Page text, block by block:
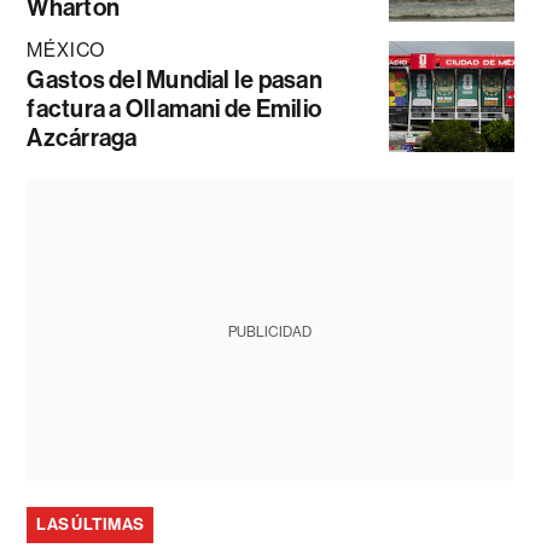
Wharton
MÉXICO
Gastos del Mundial le pasan
factura a Ollamani de Emilio
Azcárraga
PUBLICIDAD
LAS ÚLTIMAS